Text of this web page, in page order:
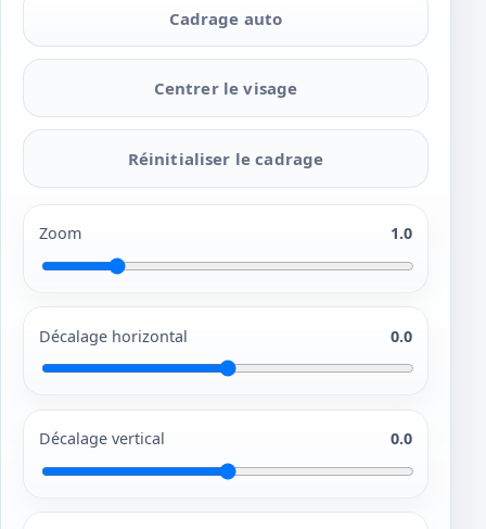
Cadrage auto
Centrer le visage
Réinitialiser le cadrage
Zoom 1.0
Décalage horizontal 0.0
Décalage vertical 0.0